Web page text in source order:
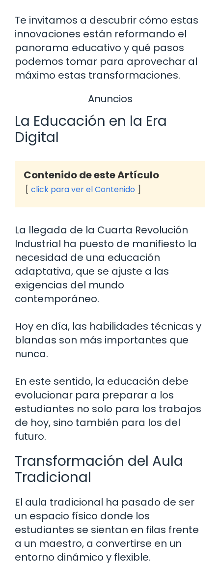
Te invitamos a descubrir cómo estas
innovaciones están reformando el
panorama educativo y qué pasos
podemos tomar para aprovechar al
máximo estas transformaciones.
Anuncios
La Educación en la Era
Digital
Contenido de este Artículo
click para ver el Contenido
La llegada de la Cuarta Revolución
Industrial ha puesto de manifiesto la
necesidad de una educación
adaptativa, que se ajuste a las
exigencias del mundo
contemporáneo.
Hoy en día, las habilidades técnicas y
blandas son más importantes que
nunca.
En este sentido, la educación debe
evolucionar para preparar a los
estudiantes no solo para los trabajos
de hoy, sino también para los del
futuro.
Transformación del Aula
Tradicional
El aula tradicional ha pasado de ser
un espacio físico donde los
estudiantes se sientan en filas frente
a un maestro, a convertirse en un
entorno dinámico y flexible.